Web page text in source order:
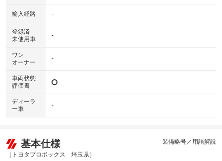
輸入経路 -
登録済
未使用車
-
ワン
オーナー
-
車両状態
評価書
ディーラ
ー車
-
基本仕様
（トヨタプロボックス 埼玉県）
装備略号／用語解説